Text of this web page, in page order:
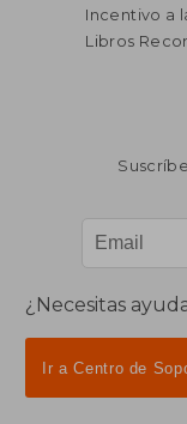
Incentivo a
Libros
¿Necesitas
Ir a Centro de